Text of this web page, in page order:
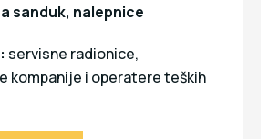
sanduk, nalepnice
servisne radionice,
kompanije i operatere teških